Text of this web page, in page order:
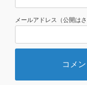
メールアドレス（公開は